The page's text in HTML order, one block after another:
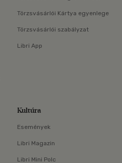
Törzsvásárlói Kártya egyenlege
Törzsvásárlói szabályzat
Libri App
Kultúra
Események
Libri Magazin
Libri Mini Polc